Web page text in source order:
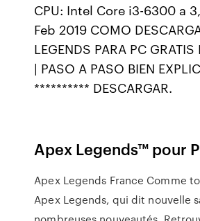
CPU: Intel Core i3-6300 a
Feb 2019 COMO
LEGENDS PARA PC GRATIS
| PASO A PASO BIEN
********** DESCARGAR.
Apex Legends™ pour
Apex Legends France Comme
Apex Legends, qui dit nouvelle